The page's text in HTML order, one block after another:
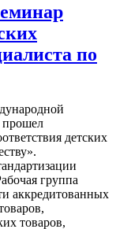
по
прошел
детских
группа
аккредитованных
товаров,